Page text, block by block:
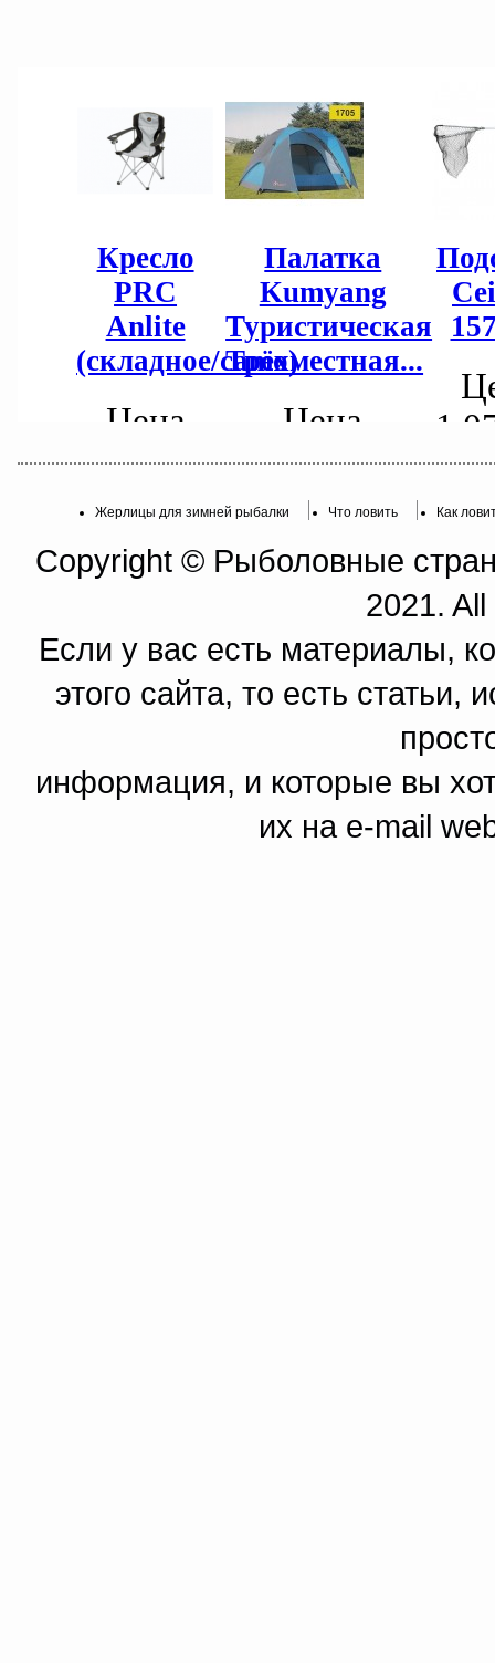
Жерлицы для зимней рыбалки Что ловить Как
Copyright © Рыболовные
2021.
Если у вас есть материалы,
этого сайта, то есть
информация, и которые вы
их на e-mail